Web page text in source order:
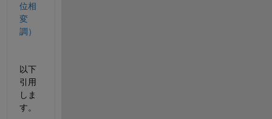
位相
変
調）
以下
引用
しま
す。